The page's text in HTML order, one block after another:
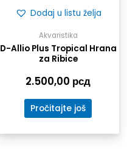
Dodaj u listu želja
Akvaristika
D-Allio Plus Tropical Hrana
za Ribice
2.500,00 рсд
Pročitajte još